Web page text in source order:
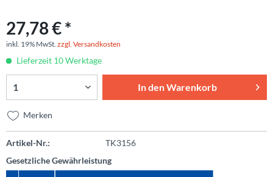
27,78 € *
inkl. 19% MwSt. zzgl. Versandkosten
Lieferzeit 10 Werktage
In denWarenkorb
Merken
Artikel-Nr.:
TK3156
Gesetzliche Gewährleistung